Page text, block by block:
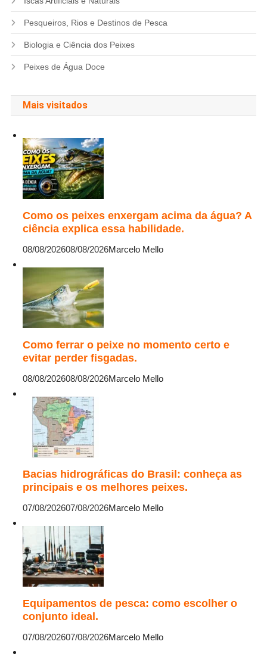
Pesqueiros, Rios e Destinos de Pesca
Biologia e Ciência dos Peixes
Peixes de Água Doce
Mais visitados
Como os peixes enxergam acima da água? A
ciência explica essa habilidade.
08/08/202608/08/2026Marcelo Mello
Como ferrar o peixe no momento certo e
evitar perder fisgadas.
08/08/202608/08/2026Marcelo Mello
Bacias hidrográficas do Brasil: conheça as
principais e os melhores peixes.
07/08/202607/08/2026Marcelo Mello
Equipamentos de pesca: como escolher o
conjunto ideal.
07/08/202607/08/2026Marcelo Mello